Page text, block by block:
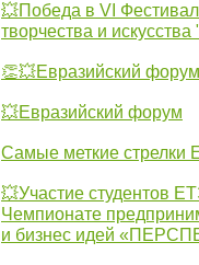
💥Победа в VI
творчества и
👏💥Евразийский форум
💥Евразийский форум
Самые меткие стрелки
💥Участие студентов
Чемпионате
и бизнес идей